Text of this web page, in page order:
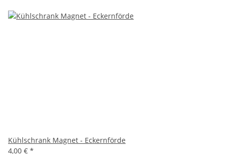
Kühlschrank Magnet - Eckernförde
4,00 € *